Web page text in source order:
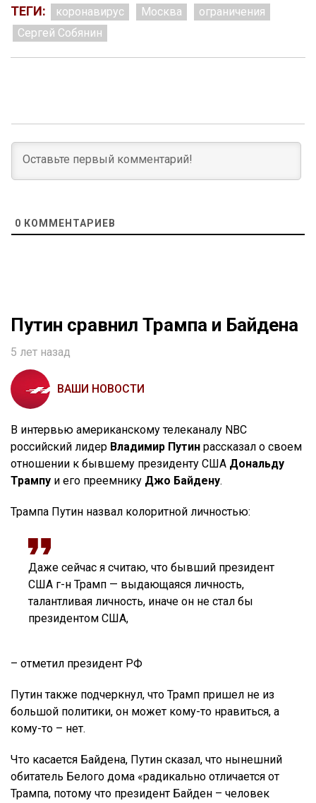
ТЕГИ: коронавирус Москва
ограничения
Сергей Собянин
0 КОММЕНТАРИЕВ
Путин сравнил Трампа и Байдена
5 лет назад
ВАШИ НОВОСТИ
В интервью американскому телеканалу NBC
российский лидер Владимир Путин рассказал о своем
отношении к бывшему президенту США Дональду
Трампу и его преемнику Джо Байдену.
Трампа Путин назвал колоритной личностью:
Даже сейчас я считаю, что бывший президент
США г-н Трамп — выдающаяся личность,
талантливая личность, иначе он не стал бы
президентом США,
– отметил президент РФ
Путин также подчеркнул, что Трамп пришел не из
большой политики, он может кому-то нравиться, а
кому-то – нет.
Что касается Байдена, Путин сказал, что нынешний
обитатель Белого дома «радикально отличается от
Трампа, потому что президент Байден – человек